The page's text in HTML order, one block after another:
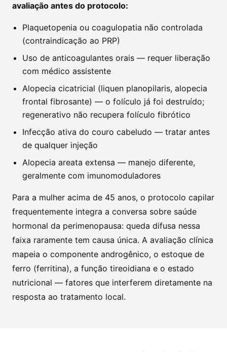
avaliação antes do protocolo:
Plaquetopenia ou coagulopatia não controlada
(contraindicação ao PRP)
Uso de anticoagulantes orais — requer liberação
com médico assistente
Alopecia cicatricial (liquen planopilaris, alopecia
frontal fibrosante) — o folículo já foi destruído;
regenerativo não recupera folículo fibrótico
Infecção ativa do couro cabeludo — tratar antes
de qualquer injeção
Alopecia areata extensa — manejo diferente,
geralmente com imunomoduladores
Para a mulher acima de 45 anos, o protocolo capilar
frequentemente integra a conversa sobre saúde
hormonal da perimenopausa: queda difusa nessa
faixa raramente tem causa única. A avaliação clínica
mapeia o componente androgênico, o estoque de
ferro (ferritina), a função tireoidiana e o estado
nutricional — fatores que interferem diretamente na
resposta ao tratamento local.